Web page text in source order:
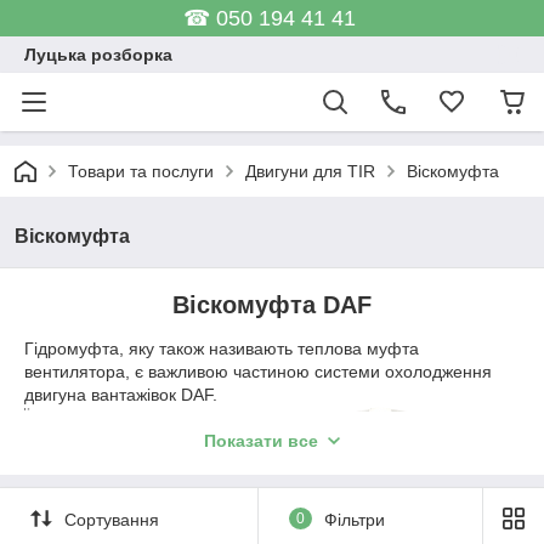
☎ 050 194 41 41
Луцька розборка
Товари та послуги Двигуни для TIR Віскомуфта
Віскомуфта
Віскомуфта DAF
Гідромуфта, яку також називають теплова муфта
вентилятора, є важливою частиною системи охолодження
двигуна вантажівок DAF.
керуванні температурою
швидкість обертання
вентилятора. У холодному
стані муфта дозволяє
Показати все
Сортування 0 Фільтри